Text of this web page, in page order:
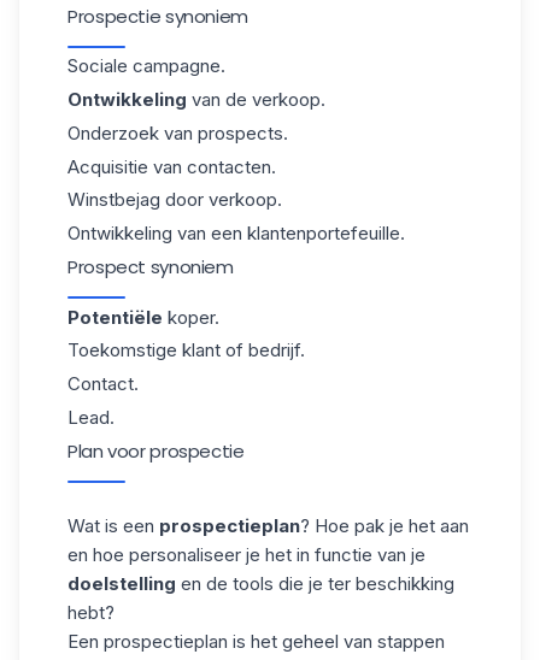
Prospectie synoniem
Sociale campagne.
Ontwikkeling van de verkoop.
Onderzoek van prospects.
Acquisitie van contacten.
Winstbejag door verkoop.
Ontwikkeling van een klantenportefeuille.
Prospect synoniem
Potentiële koper.
Toekomstige klant of bedrijf.
Contact.
Lead.
Plan voor prospectie
Wat is een prospectieplan? Hoe pak je het aan
en hoe personaliseer je het in functie van je
doelstelling en de tools die je ter beschikking
hebt?
Een prospectieplan is het geheel van stappen